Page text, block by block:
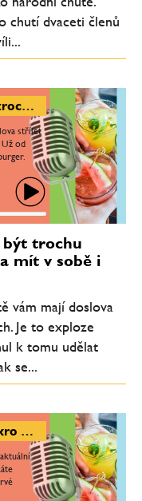
chutí dvaceti členů
Tomáš Linhart: Burger má být trochu sladký, trochu slaný, tučný a mít v sobě i kyselost. Burger je láska
střílet
Už od
být trochu
mít v sobě i
vám mají doslova
Je to exploze
k tomu udělat
se...
Jana Kaluginová: Něco jako Makro Czech Gastro Fest u nás chybělo. Na pódiu budou vařit i michelinští šéfkuchaři